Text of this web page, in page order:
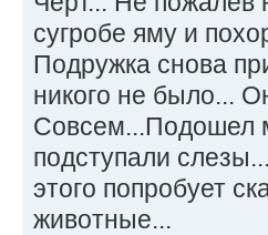
сугробе яму и
Подружка снова
никого не было...
Совсем...Подошел
подступали
этого попробует
животные...